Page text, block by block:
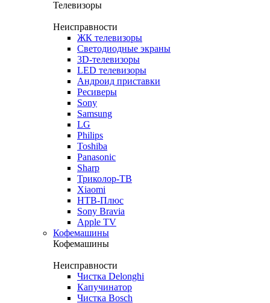
Телевизоры
Неисправности
ЖК телевизоры
Светодиодные экраны
3D-телевизоры
LED телевизоры
Андроид приставки
Ресиверы
Sony
Samsung
LG
Philips
Toshiba
Panasonic
Sharp
Триколор-ТВ
Xiaomi
НТВ-Плюс
Sony Bravia
Apple TV
Кофемашины
Кофемашины
Неисправности
Чистка Delonghi
Капучинатор
Чистка Bosch